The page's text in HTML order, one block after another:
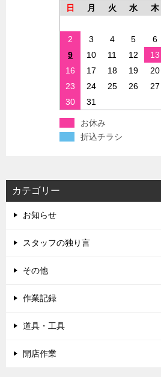
日
月 火 水 木
2
3 4 5 6
9
10 11 12 13
16
17 18 19 20
23
24 25 26 27
30
31
お休み
折込チラシ
カテゴリー
お知らせ
スタッフの独り言
その他
作業記録
道具・工具
開店作業